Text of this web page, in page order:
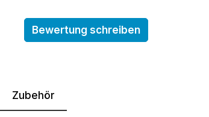
Bewertung schreiben
Zubehör